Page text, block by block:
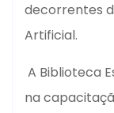
decorrentes
Artificial.
A Biblioteca
na